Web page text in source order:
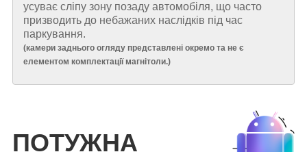
усуває сліпу зону позаду автомобіля, що часто
призводить до небажаних наслідків під час
паркування.
(камери заднього огляду представлені окремо та не є
елементом комплектації магнітоли.)
ПОТУЖНА